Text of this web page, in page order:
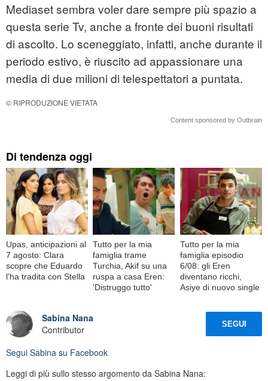
Mediaset sembra voler dare sempre più spazio a
questa serie Tv, anche a fronte dei buoni risultati
di ascolto. Lo sceneggiato, infatti, anche durante il
periodo estivo, è riuscito ad appassionare una
media di due milioni di telespettatori a puntata.
© RIPRODUZIONE VIETATA
Content sponsored by Outbrain
Di tendenza oggi
Upas, anticipazioni al
7 agosto: Clara
scopre che Eduardo
l'ha tradita con Stella
Tutto per la mia
famiglia trame
Turchia, Akif su una
ruspa a casa Eren:
'Distruggo tutto'
Tutto per la mia
famiglia episodio
6/08: gli Eren
diventano ricchi,
Asiye di nuovo single
Sabina Nana
Contributor
SEGUI
Segui Sabina su Facebook
Leggi di più sullo stesso argomento da Sabina Nana: